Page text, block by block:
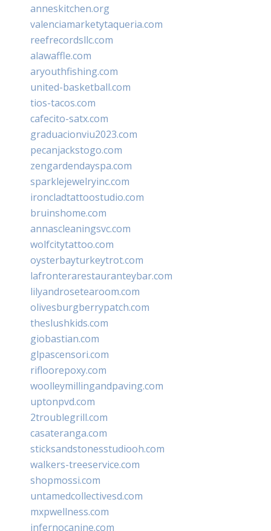
anneskitchen.org
valenciamarketytaqueria.com
reefrecordsllc.com
alawaffle.com
aryouthfishing.com
united-basketball.com
tios-tacos.com
cafecito-satx.com
graduacionviu2023.com
pecanjackstogo.com
zengardendayspa.com
sparklejewelryinc.com
ironcladtattoostudio.com
bruinshome.com
annascleaningsvc.com
wolfcitytattoo.com
oysterbayturkeytrot.com
lafronterarestauranteybar.com
lilyandrosetearoom.com
olivesburgberrypatch.com
theslushkids.com
giobastian.com
glpascensori.com
rifloorepoxy.com
woolleymillingandpaving.com
uptonpvd.com
2troublegrill.com
casateranga.com
sticksandstonesstudiooh.com
walkers-treeservice.com
shopmossi.com
untamedcollectivesd.com
mxpwellness.com
infernocanine.com